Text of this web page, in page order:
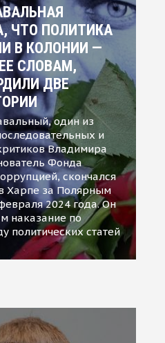
ЧТО ПОЛИТИКА
В КОЛОНИИ —
СЛОВАМ,
ДВЕ
один из
и
Владимира
Фонда
скончался
Харпе за Полярным
2024 года. Он
наказание по
политических статей